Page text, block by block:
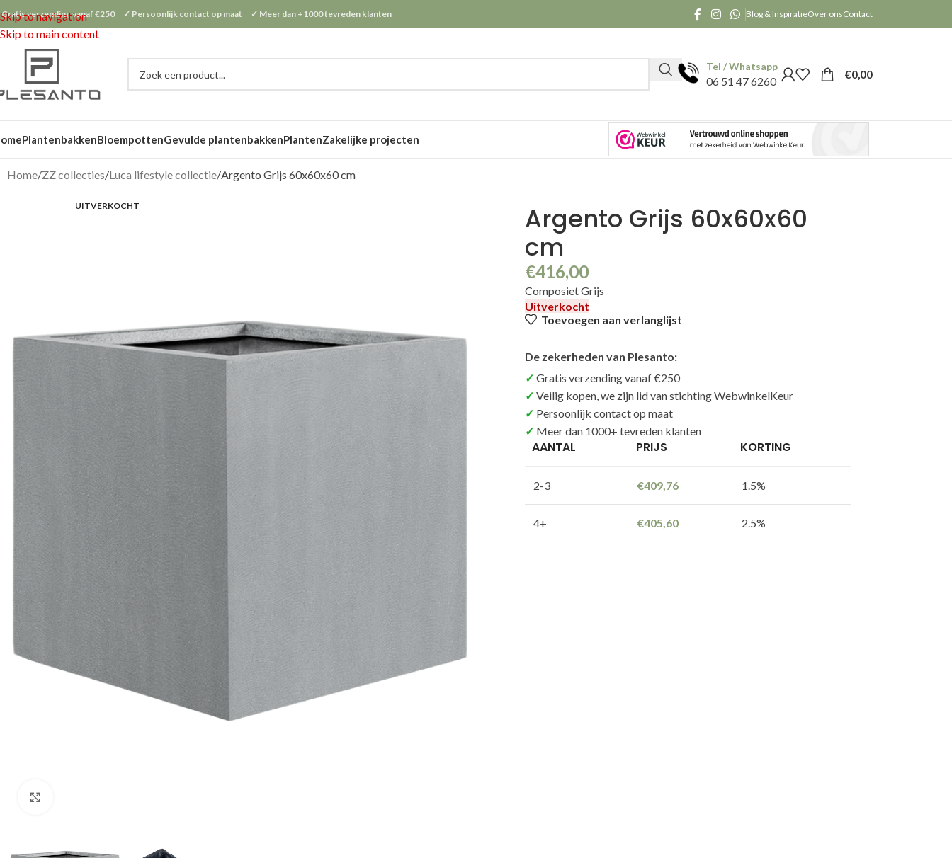
Skip to navigation
Skip to main content
verzending vanaf €250 ✓ Persoonlijk contact op maat ✓ Meer dan +1000 tevreden klanten Blog & InspiratieOver onsContact
Tel / Whatsapp
06 51 47 6260
€0,00
PlantenbakkenBloempottenGevulde plantenbakkenPlantenZakelijke projecten
Home ZZ collecties Luca lifestyle collectie Argento Grijs 60x60x60 cm
UITVERKOCHT
Argento Grijs 60x60x60
cm
€416,00
Composiet Grijs
Uitverkocht
Toevoegen aan verlanglijst
De zekerheden van Plesanto:
Gratis verzending vanaf €250
Veilig kopen, we zijn lid van stichting WebwinkelKeur
Persoonlijk contact op maat
Meer dan 1000+ tevreden klanten
AANTAL PRIJS KORTING
2-3 €409,76 1.5%
4+ €405,60 2.5%